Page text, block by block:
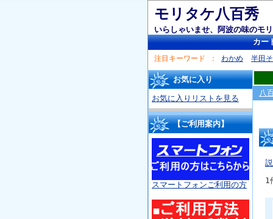
モリタケ八百
いらしゃいませ、阿波の味のモ
カー
注目キーワード わかめ 半田
お気に入り
お気に入りリストを見る
【ご利用案内】
スマートフォンご利用の方
八
1